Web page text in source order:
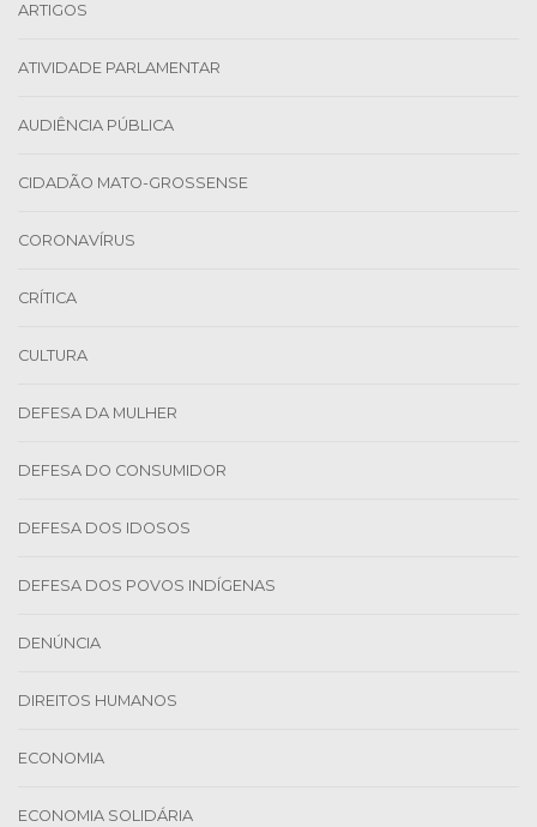
ARTIGOS
ATIVIDADE PARLAMENTAR
AUDIÊNCIA PÚBLICA
CIDADÃO MATO-GROSSENSE
CORONAVÍRUS
CRÍTICA
CULTURA
DEFESA DA MULHER
DEFESA DO CONSUMIDOR
DEFESA DOS IDOSOS
DEFESA DOS POVOS INDÍGENAS
DENÚNCIA
DIREITOS HUMANOS
ECONOMIA
ECONOMIA SOLIDÁRIA